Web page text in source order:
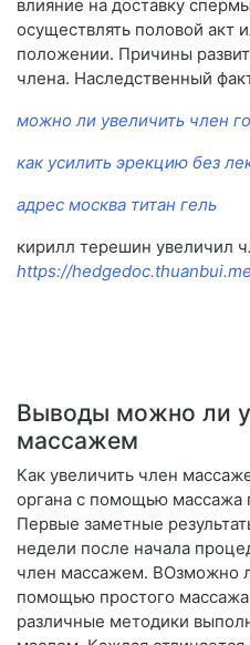
влияние на доставку
осуществлять половой акт
положении. Причины
члена. Наследственный
можно ли увеличить член
как усилить эрекцию без
адрес москва титан гель
кирилл терешин увеличил
https://
Выводы можно ли
массажем
Как увеличить член
органа с помощью массажа
Первые заметные
недели после начала
член массажем. ВОзможно
помощью простого
различные методики